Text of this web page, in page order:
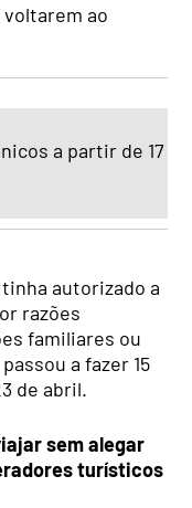
ao
a partir de 17
autorizado a
razões
familiares ou
a fazer 15
de abril.
sem alegar
turísticos